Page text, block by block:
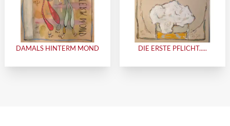
DAMALS HINTERM MOND DIE ERSTE PFLICHT.....